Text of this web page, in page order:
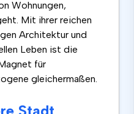
Wohnungen,
Mit ihrer reichen
Architektur und
Leben ist die
für
gleichermaßen.